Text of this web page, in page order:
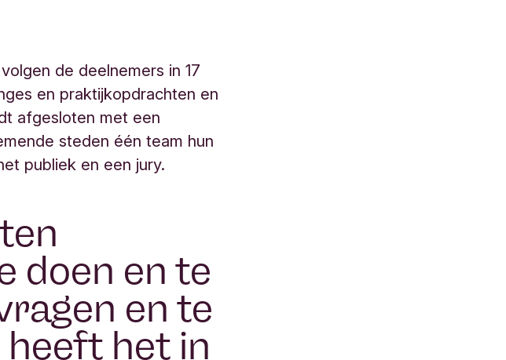
de deelnemers in 17
en praktijkopdrachten en
afgesloten met een
steden één team hun
publiek en een jury.
doen en te
en te
heeft het in